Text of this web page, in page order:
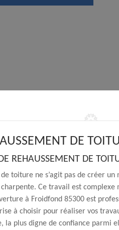
DE
REHAUSSEMENT DE
toiture ne s’agit pas de créer
Ce travail est
à Froidfond 85300 est
à choisir pour réaliser vos
la plus digne de confiance parmi